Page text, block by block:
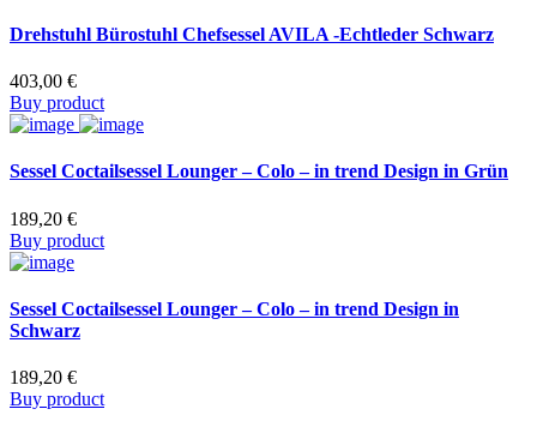
Drehstuhl Bürostuhl Chefsessel AVILA -Echtleder Schwarz
403,00 €
Buy product
Sessel Coctailsessel Lounger – Colo – in trend Design in Grün
189,20 €
Buy product
Sessel Coctailsessel Lounger – Colo – in trend Design in
Schwarz
189,20 €
Buy product